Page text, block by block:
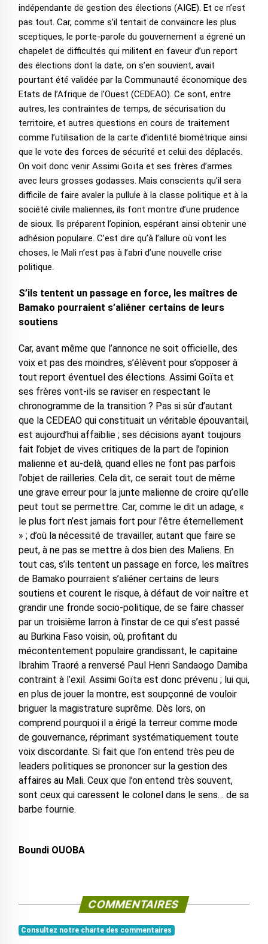
indépendante de gestion des élections (AIGE). Et ce n’est
pas tout. Car, comme s’il tentait de convaincre les plus
sceptiques, le porte-parole du gouvernement a égrené un
chapelet de difficultés qui militent en faveur d’un report
des élections dont la date, on s’en souvient, avait
pourtant été validée par la Communauté économique des
Etats de l’Afrique de l’Ouest (CEDEAO). Ce sont, entre
autres, les contraintes de temps, de sécurisation du
territoire, et autres questions en cours de traitement
comme l’utilisation de la carte d’identité biométrique ainsi
que le vote des forces de sécurité et celui des déplacés.
On voit donc venir Assimi Goïta et ses frères d’armes
avec leurs grosses godasses. Mais conscients qu’il sera
difficile de faire avaler la pullule à la classe politique et à la
société civile maliennes, ils font montre d’une prudence
de sioux. Ils préparent l’opinion, espérant ainsi obtenir une
adhésion populaire. C’est dire qu’à l’allure où vont les
choses, le Mali n’est pas à l’abri d’une nouvelle crise
politique.
S’ils tentent un passage en force, les maîtres de
Bamako pourraient s’aliéner certains de leurs
soutiens
Car, avant même que l’annonce ne soit officielle, des
voix et pas des moindres, s’élèvent pour s’opposer à
tout report éventuel des élections. Assimi Goïta et
ses frères vont-ils se raviser en respectant le
chronogramme de la transition ? Pas si sûr d’autant
que la CEDEAO qui constituait un véritable épouvantail,
est aujourd’hui affaiblie ; ses décisions ayant toujours
fait l’objet de vives critiques de la part de l’opinion
malienne et au-delà, quand elles ne font pas parfois
l’objet de railleries. Cela dit, ce serait tout de même
une grave erreur pour la junte malienne de croire qu’elle
peut tout se permettre. Car, comme le dit un adage, «
le plus fort n’est jamais fort pour l’être éternellement
» ; d’où la nécessité de travailler, autant que faire se
peut, à ne pas se mettre à dos bien des Maliens. En
tout cas, s’ils tentent un passage en force, les maîtres
de Bamako pourraient s’aliéner certains de leurs
soutiens et courent le risque, à défaut de voir naître et
grandir une fronde socio-politique, de se faire chasser
par un troisième larron à l’instar de ce qui s’est passé
au Burkina Faso voisin, où, profitant du
mécontentement populaire grandissant, le capitaine
Ibrahim Traoré a renversé Paul Henri Sandaogo Damiba
contraint à l’exil. Assimi Goïta est donc prévenu ; lui qui,
en plus de jouer la montre, est soupçonné de vouloir
briguer la magistrature suprême. Dès lors, on
comprend pourquoi il a érigé la terreur comme mode
de gouvernance, réprimant systématiquement toute
voix discordante. Si fait que l’on entend très peu de
leaders politiques se prononcer sur la gestion des
affaires au Mali. Ceux que l’on entend très souvent,
sont ceux qui caressent le colonel dans le sens… de sa
barbe fournie.
Boundi OUOBA
COMMENTAIRES
Consultez notre charte des commentaires